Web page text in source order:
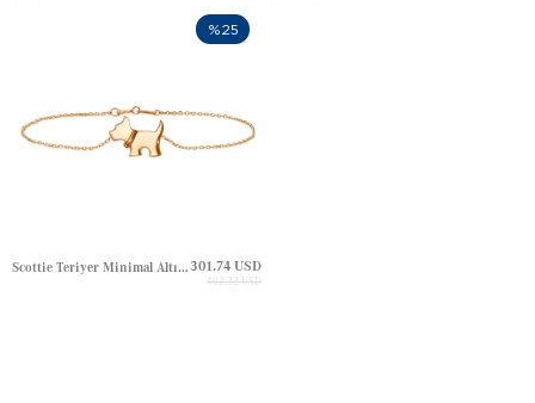
Scottie Teriyer Minimal Altın Köpek Bileklik301.74 USD
402.32 USD
%25